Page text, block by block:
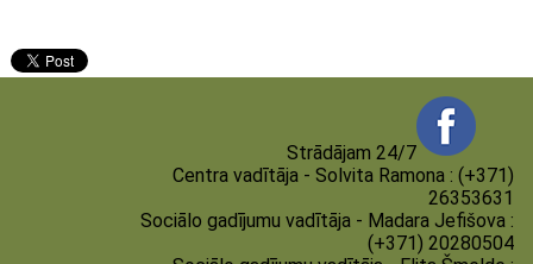
Strādājam 24/7
Centra vadītāja - Solvita Ramona : (+371)
26353631
Sociālo gadījumu vadītāja - Madara Jefišova :
(+371) 20280504